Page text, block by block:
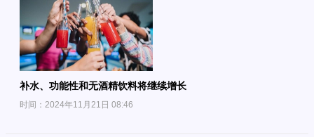
补水、功能性和无酒精饮料将继续增长
时间：2024年11月21日 08:46